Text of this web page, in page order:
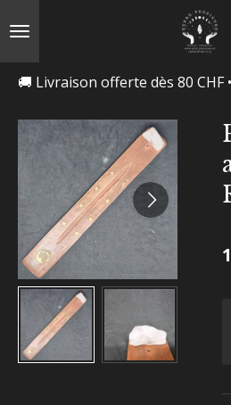
🚚 Livraison offerte dès 80 CHF